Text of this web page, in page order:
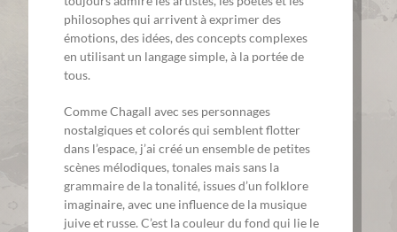
philosophes qui arrivent à exprimer des
émotions, des idées, des concepts complexes
en utilisant un langage simple, à la portée de
tous.
Comme Chagall avec ses personnages
nostalgiques et colorés qui semblent flotter
dans l’espace, j’ai créé un ensemble de petites
scènes mélodiques, tonales mais sans la
grammaire de la tonalité, issues d’un folklore
imaginaire, avec une influence de la musique
juive et russe. C’est la couleur du fond qui lie le